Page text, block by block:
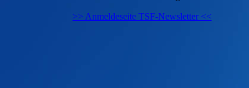
>> Anmeldeseite TSF-Newsletter <<